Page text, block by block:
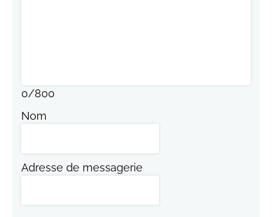
0/800
Nom
Adresse de messagerie